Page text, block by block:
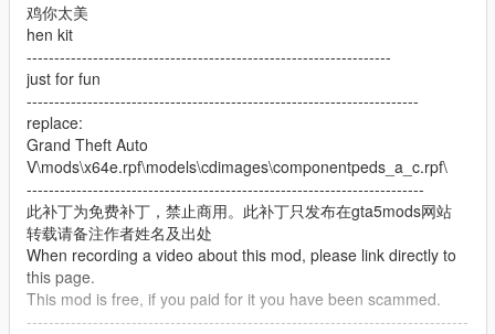
鸡你太美
hen kit
------------------------------------------------------------------
just for fun
-----------------------------------------------------------------------
replace:
Grand Theft Auto
V\mods\x64e.rpf\models\cdimages\componentpeds_a_c.rpf\
------------------------------------------------------------------------
此补丁为免费补丁，禁止商用。此补丁只发布在gta5mods网站
转载请备注作者姓名及出处
When recording a video about this mod, please link directly to
this page.
This mod is free, if you paid for it you have been scammed.
--------------------------------------------------------------------------------